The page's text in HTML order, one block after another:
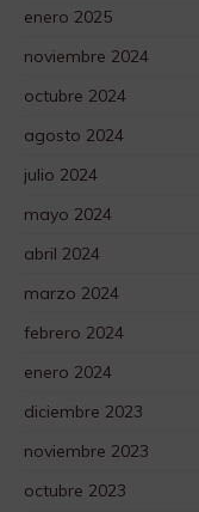
enero 2025
noviembre 2024
octubre 2024
agosto 2024
julio 2024
mayo 2024
abril 2024
marzo 2024
febrero 2024
enero 2024
diciembre 2023
noviembre 2023
octubre 2023